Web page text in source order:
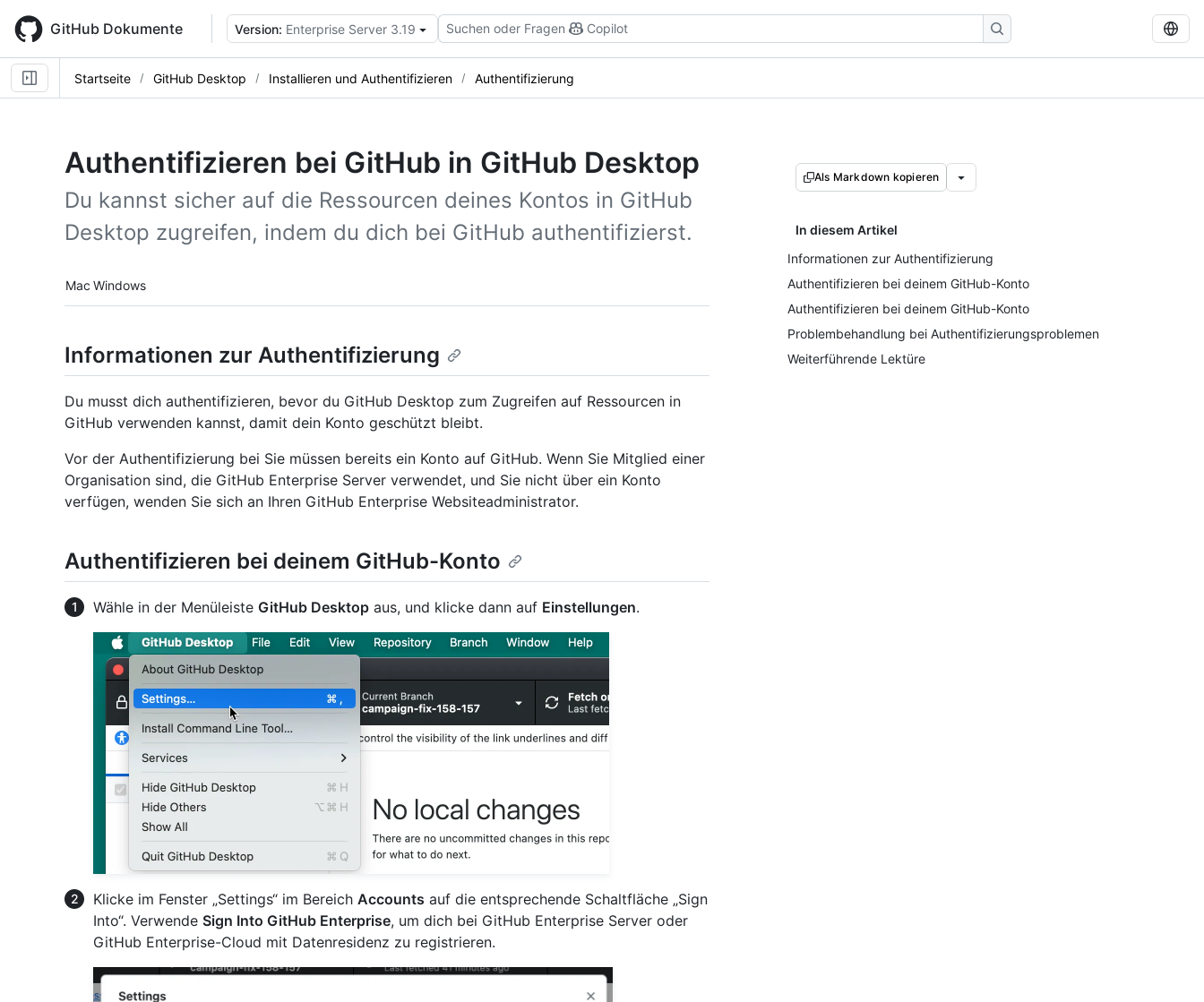
main
content
GitHub Dokumente Version: Enterprise Server 3.19 Suchen oder Fragen Copilot
Startseite GitHub Desktop Installieren und Authentifizieren Authentifizierung
Authentifizieren bei GitHub in GitHub Desktop
Du kannst sicher auf die Ressourcen deines Kontos in GitHub
Desktop zugreifen, indem du dich bei GitHub authentifizierst.
Platform navigation
Mac Windows
Als Markdown kopieren
In diesem Artikel
Informationen zur Authentifizierung
Authentifizieren bei deinem GitHub-Konto
Authentifizieren bei deinem GitHub-Konto
Problembehandlung bei Authentifizierungsproblemen
Weiterführende Lektüre
Informationen zur Authentifizierung
Du musst dich authentifizieren, bevor du GitHub Desktop zum Zugreifen auf Ressourcen in
GitHub verwenden kannst, damit dein Konto geschützt bleibt.
Vor der Authentifizierung bei Sie müssen bereits ein Konto auf GitHub. Wenn Sie Mitglied einer
Organisation sind, die GitHub Enterprise Server verwendet, und Sie nicht über ein Konto
verfügen, wenden Sie sich an Ihren GitHub Enterprise Websiteadministrator.
Authentifizieren bei deinem GitHub-Konto
Wähle in der Menüleiste GitHub Desktop aus, und klicke dann auf Einstellungen.
Klicke im Fenster „Settings“ im Bereich Accounts auf die entsprechende Schaltfläche „Sign
Into“. Verwende Sign Into GitHub Enterprise, um dich bei GitHub Enterprise Server oder
GitHub Enterprise-Cloud mit Datenresidenz zu registrieren.